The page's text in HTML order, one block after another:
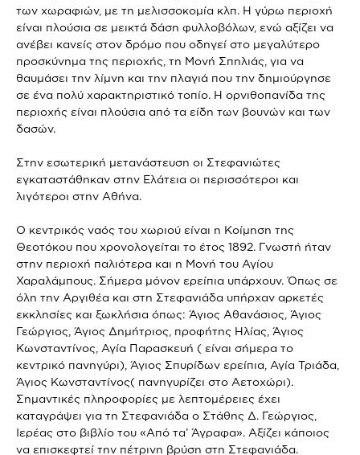
των χωραφιών, με τη μελισσοκομία κλπ. Η γύρω περιοχή
είναι πλούσια σε μεικτά δάση φυλλοβόλων, ενώ αξίζει να
ανέβει κανείς στον δρόμο που οδηγεί στο μεγαλύτερο
προσκύνημα της περιοχής, τη Μονή Σπηλιάς, για να
θαυμάσει την λίμνη και την πλαγιά που την δημιούργησε
σε ένα πολύ χαρακτηριστικό τοπίο. Η ορνιθοπανίδα της
περιοχής είναι πλούσια από τα είδη των βουνών και των
δασών.
Στην εσωτερική μετανάστευση οι Στεφανιώτες
εγκαταστάθηκαν στην Ελάτεια οι περισσότεροι και
λιγότεροι στην Αθήνα.
Ο κεντρικός ναός του χωριού είναι η Κοίμηση της
Θεοτόκου που χρονολογείται το έτος 1892. Γνωστή ήταν
στην περιοχή παλιότερα και η Μονή του Αγίου
Χαραλάμπους. Σήμερα μόνον ερείπια υπάρχουν. Όπως σε
όλη την Αργιθέα και στη Στεφανιάδα υπήρχαν αρκετές
εκκλησίες και ξωκλήσια όπως: Άγιος Αθανάσιος, Άγιος
Γεώργιος, Άγιος Δημήτριος, προφήτης Ηλίας, Άγιος
Κωνσταντίνος, Αγία Παρασκευή ( είναι σήμερα το
κεντρικό πανηγύρι), Άγιος Σπυρίδων ερείπια, Αγία Τριάδα,
Άγιος Κωνσταντίνος( πανηγυρίζει στο Αετοχώρι).
Σημαντικές πληροφορίες με λεπτομέρειες έχει
καταγράψει για τη Στεφανιάδα ο Στάθης Δ. Γεώργιος,
Ιερέας στο βιβλίο του «Από τα’ Άγραφα». Αξίζει κάποιος
να επισκεφτεί την πέτρινη βρύση στη Στεφανιάδα.